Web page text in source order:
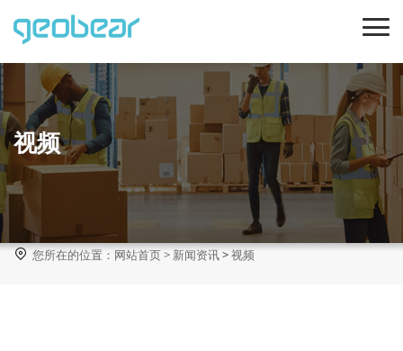
视频
 您所在的位置： 网站首页> 新闻资讯>视频